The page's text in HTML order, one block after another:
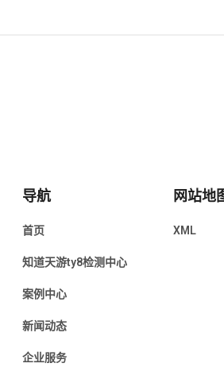
导航
首页
知道天游ty8检测中心
案例中心
新闻动态
企业服务
网站地
XML